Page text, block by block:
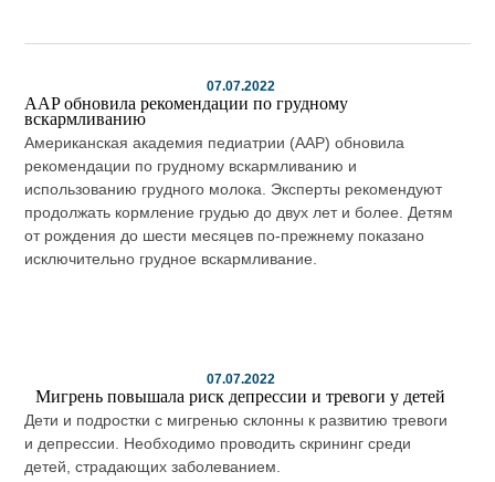
07.07.2022
AAP обновила рекомендации по грудному
вскармливанию
Американская академия педиатрии (AAP) обновила
рекомендации по грудному вскармливанию и
использованию грудного молока. Эксперты рекомендуют
продолжать кормление грудью до двух лет и более. Детям
от рождения до шести месяцев по-прежнему показано
исключительно грудное вскармливание.
07.07.2022
Мигрень повышала риск депрессии и тревоги у детей
Дети и подростки с мигренью склонны к развитию тревоги
и депрессии. Необходимо проводить скрининг среди
детей, страдающих заболеванием.